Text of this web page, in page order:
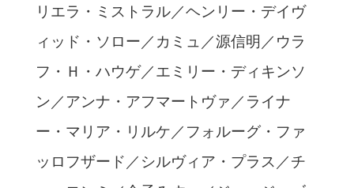
リエラ・ミストラル／ヘンリー・デイヴ
ィッド・ソロー／カミュ／源信明／ウラ
フ・Ｈ・ハウゲ／エミリー・ディキンソ
ン／アンナ・アフマートヴァ／ライナ
ー・マリア・リルケ／フォルーグ・ファ
ッロフザード／シルヴィア・プラス／チ